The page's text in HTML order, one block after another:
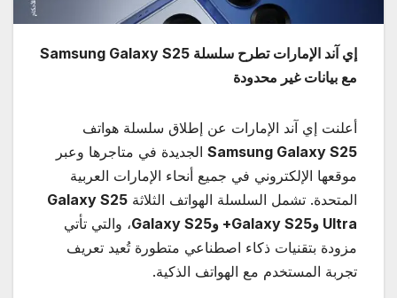
إي آند الإمارات تطرح سلسلة
مع بيانات غير محدودة
أعلنت إي آند الإمارات عن إطلاق سلسلة هواتف
Samsung Galaxy S25 الجديدة في متاجرها وعبر
موقعها الإلكتروني في جميع أنحاء الإمارات العربية
المتحدة. تشمل السلسلة الهواتف الثلاثة Galaxy S25
Ultra وGalaxy S25+ وGalaxy S25، والتي تأتي
مزودة بتقنيات ذكاء اصطناعي متطورة تُعيد تعريف
تجربة المستخدم مع الهواتف الذكية.